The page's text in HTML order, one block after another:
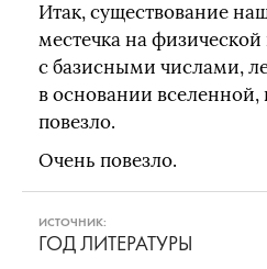
Итак, существование
местечка на
с базисными числами,
в основании вселенной,
повезло.
Очень повезло.
ИСТОЧНИК:
ГОД ЛИТЕРАТУРЫ